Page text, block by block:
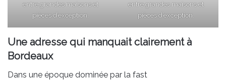
entre grandes maisons et
pièces d’exception.
entre grandes maisons et
pièces d’exception.
Une adresse qui manquait clairement à
Bordeaux
Dans une époque dominée par la fast